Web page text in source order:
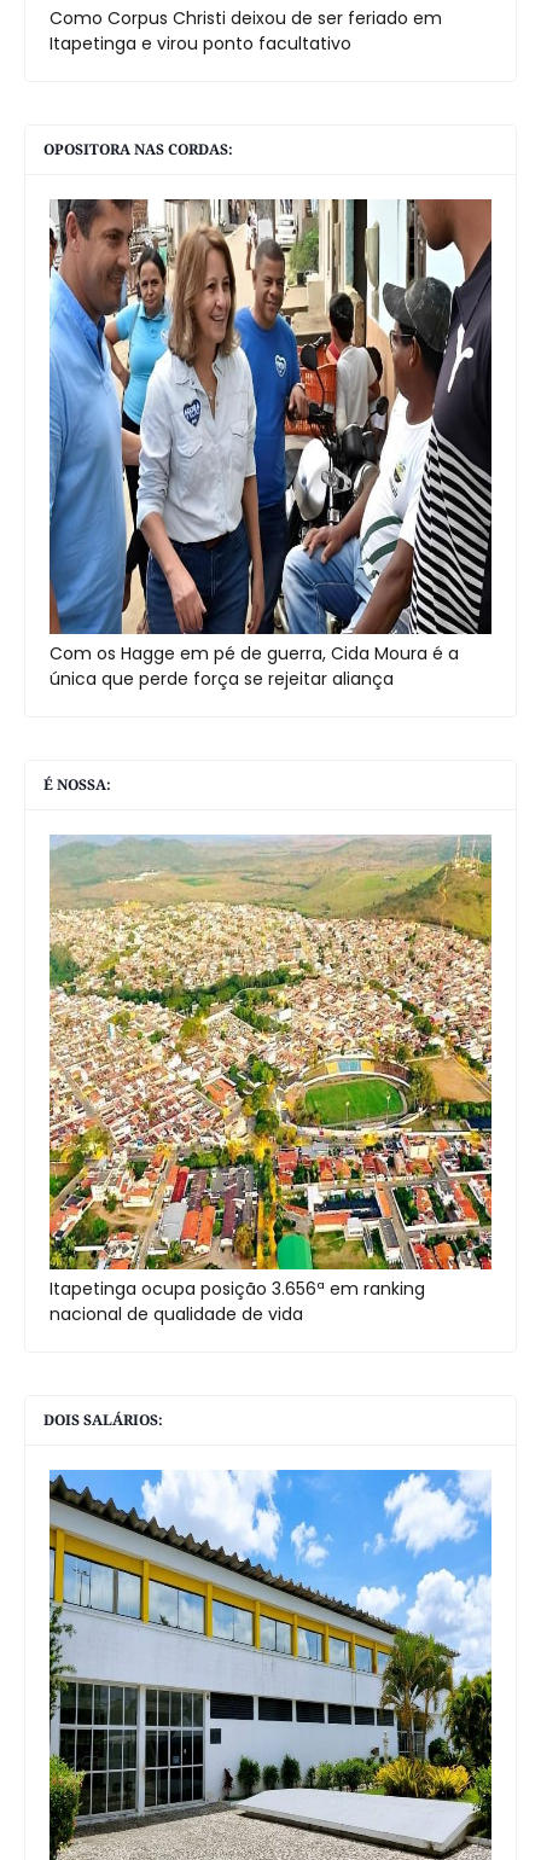
Como Corpus Christi deixou de ser feriado em
Itapetinga e virou ponto facultativo
OPOSITORA NAS CORDAS:
Com os Hagge em pé de guerra, Cida Moura é a
única que perde força se rejeitar aliança
É NOSSA:
Itapetinga ocupa posição 3.656ª em ranking
nacional de qualidade de vida
DOIS SALÁRIOS: